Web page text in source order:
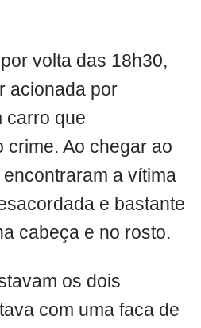
volta das 18h30,
acionada por
carro que
crime. Ao chegar ao
encontraram a vítima
e bastante
cabeça e no rosto.
os dois
com uma faca de